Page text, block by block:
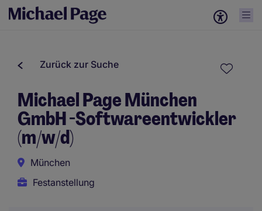
Zurück zur Suche
Michael Page München
GmbH -Softwareentwickler
(m/w/d)
München
Festanstellung